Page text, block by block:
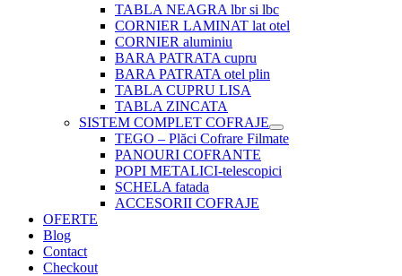
TABLA NEAGRA lbr si lbc
CORNIER LAMINAT lat otel
CORNIER aluminiu
BARA PATRATA cupru
BARA PATRATA otel plin
TABLA CUPRU LISA
TABLA ZINCATA
SISTEM COMPLET COFRAJE
TEGO – Plăci Cofrare Filmate
PANOURI COFRANTE
POPI METALICI-telescopici
SCHELA fatada
ACCESORII COFRAJE
OFERTE
Blog
Contact
Checkout